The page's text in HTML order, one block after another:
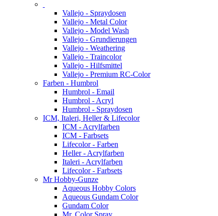
Vallejo - Spraydosen
Vallejo - Metal Color
Vallejo - Model Wash
Vallejo - Grundierungen
Vallejo - Weathering
Vallejo - Traincolor
Vallejo - Hilfsmittel
Vallejo - Premium RC-Color
Farben - Humbrol
Humbrol - Email
Humbrol - Acryl
Humbrol - Spraydosen
ICM, Italeri, Heller & Lifecolor
ICM - Acrylfarben
ICM - Farbsets
Lifecolor - Farben
Heller - Acrylfarben
Italeri - Acrylfarben
Lifecolor - Farbsets
Mr Hobby-Gunze
Aqueous Hobby Colors
Aqueous Gundam Color
Gundam Color
Mr. Color Spray